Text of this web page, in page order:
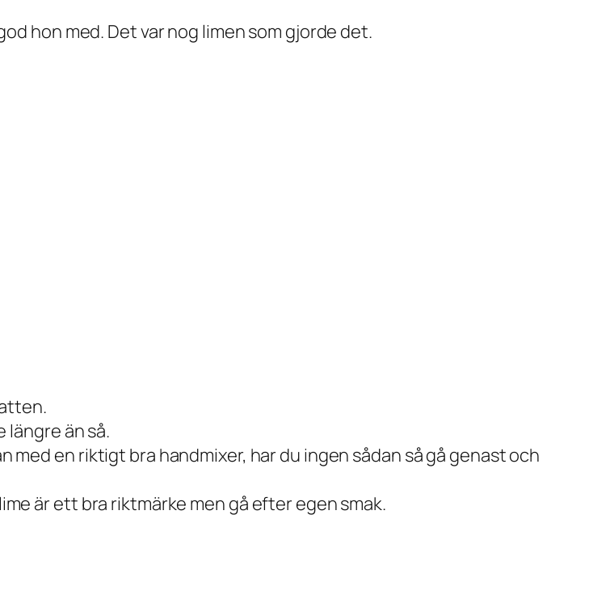
hon med. Det var nog limen som gjorde det.
längre än så.
en riktigt bra handmixer, har du ingen sådan så gå genast och
är ett bra riktmärke men gå efter egen smak.